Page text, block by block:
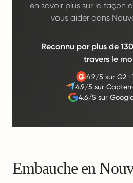
en savoir plus sur la façon
vous aider dans
Reconnu par plus de
travers le
4.9/5 sur G2 ·
4.9/5 sur
4.6/5 sur
Embauche en